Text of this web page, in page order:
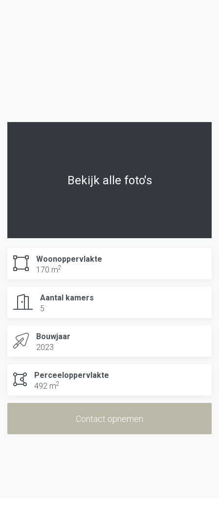
Bekijk alle foto's
Woonoppervlakte
170 m2
Aantal kamers
5
Bouwjaar
2023
Perceeloppervlakte
492 m2
Contact opnemen